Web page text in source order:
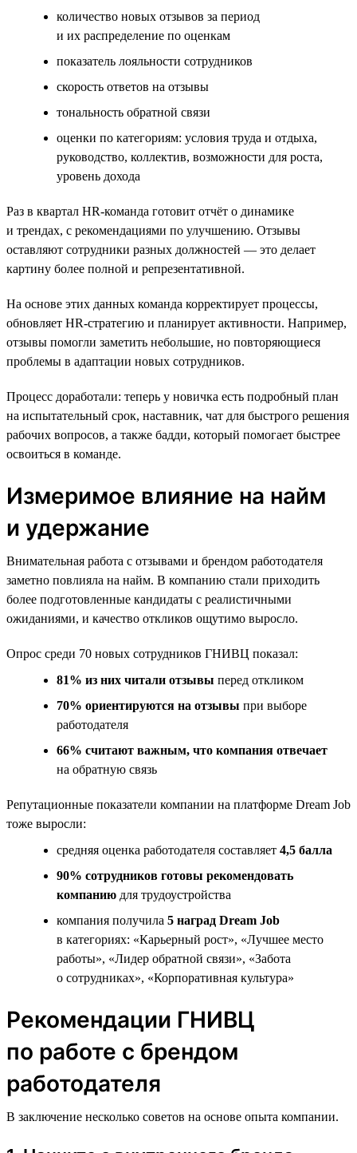
количество новых отзывов за период
и их распределение по оценкам
показатель лояльности сотрудников
cкорость ответов на отзывы
тональность обратной связи
оценки по категориям: условия труда и отдыха,
руководство, коллектив, возможности для роста,
уровень дохода
Раз в квартал HR-команда готовит отчёт о динамике
и трендах, с рекомендациями по улучшению. Отзывы
оставляют сотрудники разных должностей — это делает
картину более полной и репрезентативной.
На основе этих данных команда корректирует процессы,
обновляет HR-стратегию и планирует активности. Например,
отзывы помогли заметить небольшие, но повторяющиеся
проблемы в адаптации новых сотрудников.
Процесс доработали: теперь у новичка есть подробный план
на испытательный срок, наставник, чат для быстрого решения
рабочих вопросов, а также бадди, который помогает быстрее
освоиться в команде.
Измеримое влияние на найм
и удержание
Внимательная работа с отзывами и брендом работодателя
заметно повлияла на найм. В компанию стали приходить
более подготовленные кандидаты с реалистичными
ожиданиями, и качество откликов ощутимо выросло.
Опрос среди 70 новых сотрудников ГНИВЦ показал:
81% из них читали отзывы перед откликом
70% ориентируются на отзывы при выборе
работодателя
66% считают важным, что компания отвечает
на обратную связь
Репутационные показатели компании на платформе Dream Job
тоже выросли:
средняя оценка работодателя составляет 4,5 балла
90% сотрудников готовы рекомендовать
компанию для трудоустройства
компания получила 5 наград Dream Job
в категориях: «Карьерный рост», «Лучшее место
работы», «Лидер обратной связи», «Забота
о сотрудниках», «Корпоративная культура»
Рекомендации ГНИВЦ
по работе с брендом
работодателя
В заключение несколько советов на основе опыта компании.